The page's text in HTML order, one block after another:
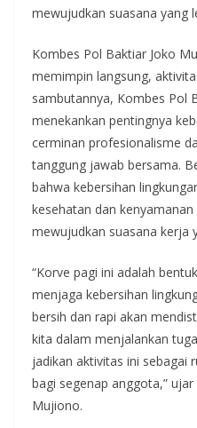
mewujudkan suasana yang
Kombes Pol Baktiar Joko
memimpin langsung,
sambutannya, Kombes Pol
menekankan pentingnya
cerminan profesionalisme
tanggung jawab bersama.
bahwa kebersihan
kesehatan dan
mewujudkan suasana kerja
“Korve pagi ini adalah
menjaga kebersihan
bersih dan rapi akan
kita dalam menjalankan
jadikan aktivitas ini sebagai
bagi segenap anggota,”
Mujiono.